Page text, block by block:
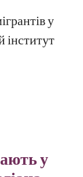
у
у